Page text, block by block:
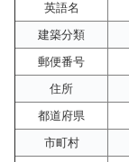
英語名
建築分類
郵便番号
住所
都道府県
市町村